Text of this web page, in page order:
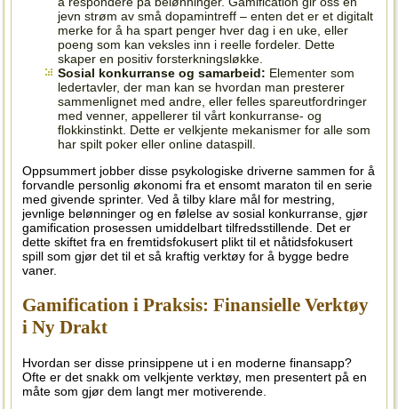
jevn strøm av små dopamintreff – enten det er et digitalt
merke for å ha spart penger hver dag i en uke, eller
poeng som kan veksles inn i reelle fordeler. Dette
skaper en positiv forsterkningsløkke.
Sosial konkurranse og samarbeid: Elementer som
ledertavler, der man kan se hvordan man presterer
sammenlignet med andre, eller felles spareutfordringer
med venner, appellerer til vårt konkurranse- og
flokkinstinkt. Dette er velkjente mekanismer for alle som
har spilt poker eller online dataspill.
Oppsummert jobber disse psykologiske driverne sammen for å
forvandle personlig økonomi fra et ensomt maraton til en serie
med givende sprinter. Ved å tilby klare mål for mestring,
jevnlige belønninger og en følelse av sosial konkurranse, gjør
gamification prosessen umiddelbart tilfredsstillende. Det er
dette skiftet fra en fremtidsfokusert plikt til et nåtidsfokusert
spill som gjør det til et så kraftig verktøy for å bygge bedre
vaner.
Gamification i Praksis: Finansielle Verktøy
i Ny Drakt
Hvordan ser disse prinsippene ut i en moderne finansapp?
Ofte er det snakk om velkjente verktøy, men presentert på en
måte som gjør dem langt mer motiverende.